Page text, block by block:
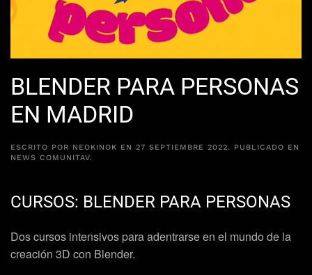
BLENDER PARA PERSONAS
EN MADRID
ESCRITO POR NEOKINOK EN 27 SEPTIEMBRE 2022. PUBLICADO EN
NEWS COMUNITAV.
CURSOS: BLENDER PARA PERSONAS
Dos cursos intensivos para adentrarse en el mundo de la
creación 3D con Blender.